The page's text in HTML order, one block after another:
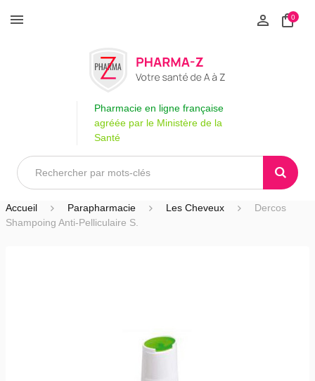
0
Pharmacie en ligne française
agréée par le Ministère de la
Santé
Accueil Parapharmacie Les Cheveux
Dercos
Shampoing Anti-Pelliculaire S.